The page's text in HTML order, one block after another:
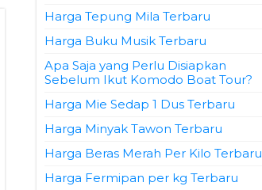
Harga Tepung Mila Terbaru
Harga Buku Musik Terbaru
Apa Saja yang Perlu Disiapkan
Sebelum Ikut Komodo Boat Tour?
Harga Mie Sedap 1 Dus Terbaru
Harga Minyak Tawon Terbaru
Harga Beras Merah Per Kilo Terbaru
Harga Fermipan per kg Terbaru